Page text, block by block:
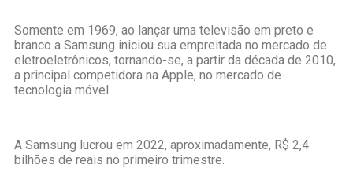
Somente em 1969, ao lançar uma televisão em preto e
branco a Samsung iniciou sua empreitada no mercado de
eletroeletrônicos, tornando-se, a partir da década de 2010,
a principal competidora na Apple, no mercado de
tecnologia móvel.
A Samsung lucrou em 2022, aproximadamente, R$ 2,4
bilhões de reais no primeiro trimestre.